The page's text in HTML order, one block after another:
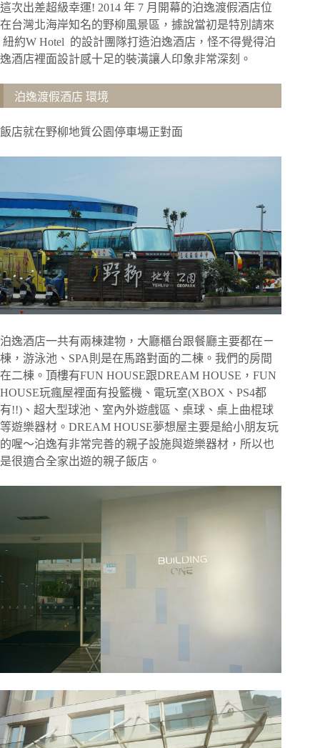
這次出差超級幸運! 2014 年 7 月開幕的泊逸渡假酒店位
在台灣北海岸知名的野柳風景區，據說當初是特別請來
紐約W Hotel 的設計團隊打造泊逸酒店，怪不得覺得泊
逸酒店裡面設計感十足的裝潢讓人印象非常深刻。
泊逸渡假酒店 環境
飯店就在野柳地質公園停車場正對面
泊逸酒店一共有兩棟建物，大廳櫃台跟餐廳主要都在ㄧ
棟，游泳池、SPA則是在馬路對面的二棟。我們的房間
在二棟。頂樓有FUN HOUSE跟DREAM HOUSE，FUN
HOUSE玩瘋屋裡面有投籃機、電玩室(XBOX、PS4都
有!!)、超大型球池、室內外遊戲區、桌球、桌上曲棍球
等遊樂器材。DREAM HOUSE夢想屋主要是給小朋友玩
的喔～泊逸有非常完善的親子設施與遊樂器材，所以也
是很適合全家出遊的親子飯店。